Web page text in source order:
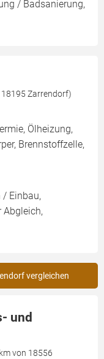
/ Badsanierung,
18195 Zarrendorf)
Ölheizung,
Brennstoffzelle,
/ Einbau,
Abgleich,
vergleichen
und
von 18556